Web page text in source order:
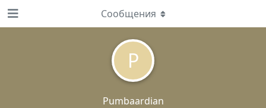
P
Pumbaardian
Сообщения